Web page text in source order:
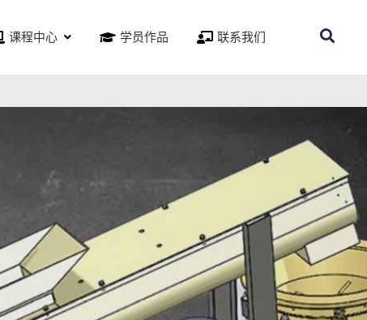
课程中心 学员作品 联系我们